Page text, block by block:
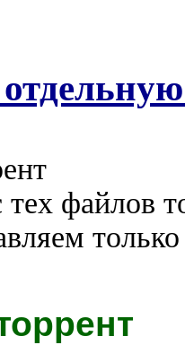
тех файлов